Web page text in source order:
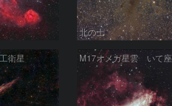
北の士
衛星 M17オメガ星雲 いて座